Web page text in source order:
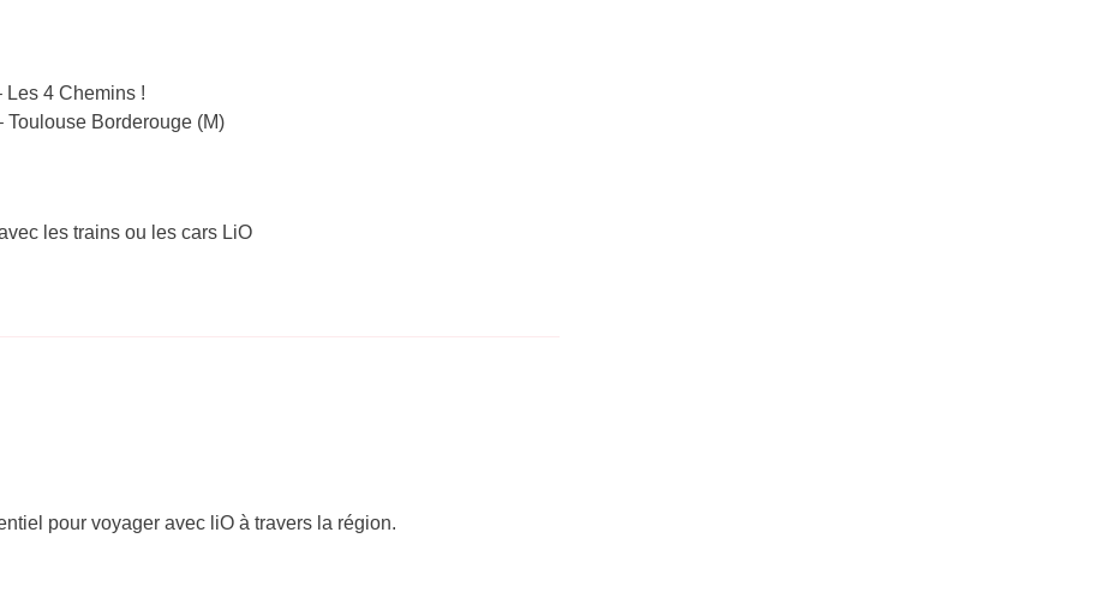
Les 4 Chemins !
Borderouge (M)
les trains ou les cars LiO
pour voyager avec liO à travers la région.